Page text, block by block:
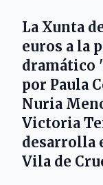
La Xunta
euros a la
dramático
por Paula
Nuria
Victoria
desarrolla
Vila de